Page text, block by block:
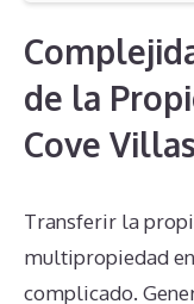
de la
Cove
Transferir la
multipropiedad
complicado.